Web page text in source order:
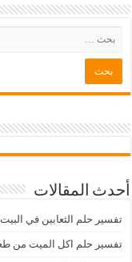
أحدث المقالات
تفسير حلم الثعابين في البيت
تفسير حلم اكل الميت من